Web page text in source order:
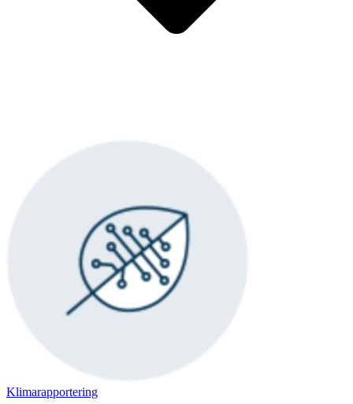
Klimarapportering